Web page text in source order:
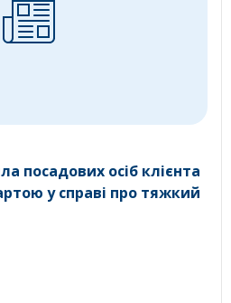
посадових осіб клієнта
у справі про тяжкий